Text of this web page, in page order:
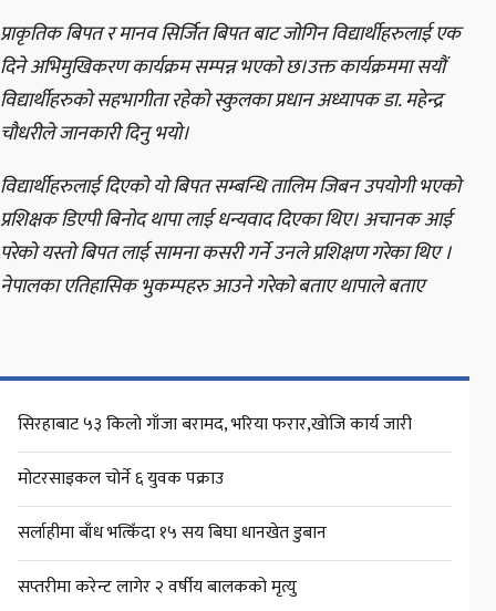
प्राकृतिक बिपत र मानव सिर्जित बिपत बाट जोगिन विद्यार्थीहरुलाई एक
दिने अभिमुखिकरण कार्यक्रम सम्पन्न भएको छ।उक्त कार्यक्रममा सयौं
विद्यार्थीहरुको सहभागीता रहेको स्कुलका प्रधान अध्यापक डा. महेन्द्र
चौधरीले जानकारी दिनु भयो।
विद्यार्थीहरुलाई दिएको यो बिपत सम्बन्धि तालिम जिबन उपयोगी भएको
प्रशिक्षक डिएपी बिनोद थापा लाई धन्यवाद दिएका थिए। अचानक आई
परेको यस्तो बिपत लाई सामना कसरी गर्ने उनले प्रशिक्षण गरेका थिए ।
नेपालका एतिहासिक भुकम्पहरु आउने गरेको बताए थापाले बताए
सिरहाबाट ५३ किलो गाँजा बरामद, भरिया फरार,खोजि कार्य जारी
मोटरसाइकल चोर्ने ६ युवक पक्राउ
सर्लाहीमा बाँध भत्किँदा १५ सय बिघा धानखेत डुबान
सप्तरीमा करेन्ट लागेर २ वर्षीय बालकको मृत्यु